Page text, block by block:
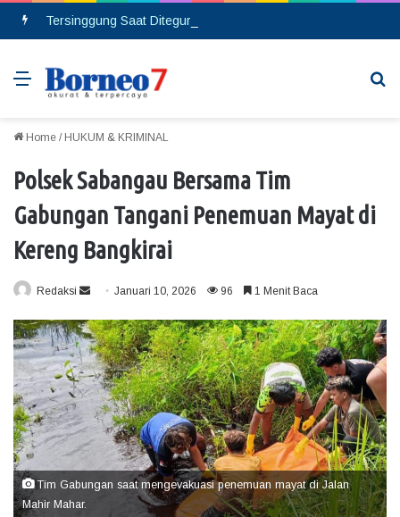
Menu
Home / HUKUM & KRIMINAL
Polsek Sabangau Bersama Tim
Gabungan Tangani Penemuan Mayat di
Kereng Bangkirai
Redaksi
n
d
a
n
e
m
i
Januari 10, 2026 96 1 Menit Baca
Tim Gabungan saat mengevakuasi penemuan mayat di Jalan
Mahir Mahar.